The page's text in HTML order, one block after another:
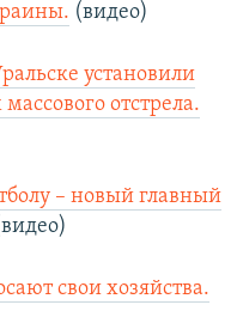
(видео)
установили
отстрела.
– новый главный
свои хозяйства.